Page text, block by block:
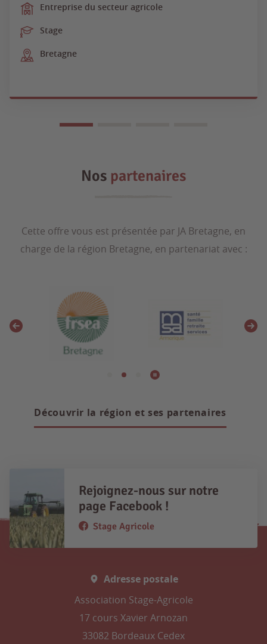
Entreprise du secteur agricole
Stage
Bretagne
Nos partenaires
Cette offre vous est présentée par JA Bretagne, en
charge de la région Bretagne, en partenariat avec :
Découvrir la région et ses partenaires
Rejoignez-nous sur notre
page Facebook !
Stage Agricole
Adresse postale
Association Stage-Agricole
17 cours Xavier Arnozan
33082 Bordeaux Cedex